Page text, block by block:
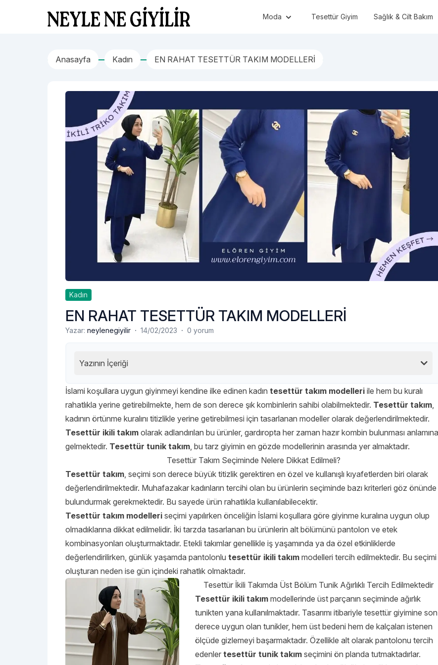
Neyle Ne Giyilir Moda Tesettür Giyim Sağlık & Cilt Bakım
Anasayfa Kadın EN RAHAT TESETTÜR TAKIM MODELLERİ
Kadın
EN RAHAT TESETTÜR TAKIM MODELLERİ
Yazar: neylenegiyilir · 14/02/2023 · 0 yorum
Yazının İçeriği
İslami koşullara uygun giyinmeyi kendine ilke edinen kadın tesettür takım modelleri ile hem bu kuralı
rahatlıkla yerine getirebilmekte, hem de son derece şık kombinlerin sahibi olabilmektedir. Tesettür takım,
kadının örtünme kuralını titizlikle yerine getirebilmesi için tasarlanan modeller olarak değerlendirilmektedir.
Tesettür ikili takım olarak adlandırılan bu ürünler, gardıropta her zaman hazır kombin bulunması anlamına
gelmektedir. Tesettür tunik takım, bu tarz giyimin en gözde modellerinin arasında yer almaktadır.
Tesettür Takım Seçiminde Nelere Dikkat Edilmeli?
Tesettür takım, seçimi son derece büyük titizlik gerektiren en özel ve kullanışlı kıyafetlerden biri olarak
değerlendirilmektedir. Muhafazakar kadınların tercihi olan bu ürünlerin seçiminde bazı kriterleri göz önünde
bulundurmak gerekmektedir. Bu sayede ürün rahatlıkla kullanılabilecektir.
Tesettür takım modelleri seçimi yapılırken önceliğin İslami koşullara göre giyinme kuralına uygun olup
olmadıklarına dikkat edilmelidir. İki tarzda tasarlanan bu ürünlerin alt bölümünü pantolon ve etek
kombinasyonları oluşturmaktadır. Etekli takımlar genellikle iş yaşamında ya da özel etkinliklerde
değerlendirilirken, günlük yaşamda pantolonlu tesettür ikili takım modelleri tercih edilmektedir. Bu seçimi
oluşturan neden ise gün içindeki rahatlık olmaktadır.
Tesettür İkili Takımda Üst Bölüm Tunik Ağırlıklı Tercih Edilmektedir
Tesettür ikili takım modellerinde üst parçanın seçiminde ağırlık
tunikten yana kullanılmaktadır. Tasarımı itibariyle tesettür giyimine son
derece uygun olan tunikler, hem üst bedeni hem de kalçaları istenen
ölçüde gizlemeyi başarmaktadır. Özellikle alt olarak pantolonu tercih
edenler tesettür tunik takım seçimini ön planda tutmaktadırlar.